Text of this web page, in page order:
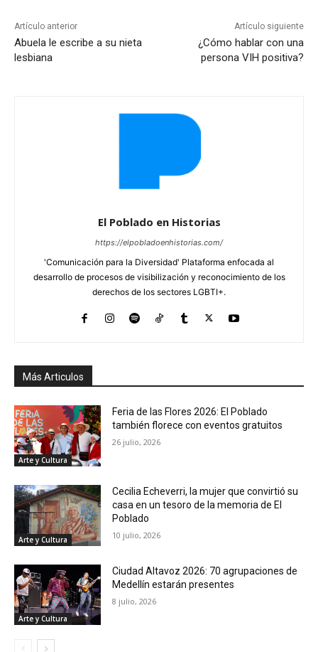
Artículo anterior
Abuela le escribe a su nieta
lesbiana
Artículo siguiente
¿Cómo hablar con una
persona VIH positiva?
El Poblado en Historias
https://elpobladoenhistorias.com/
'Comunicación para la Diversidad' Plataforma enfocada al
desarrollo de procesos de visibilización y reconocimiento de los
derechos de los sectores LGBTI+.
Más Articulos
Arte y Cultura
Feria de las Flores 2026: El Poblado
también florece con eventos gratuitos
26 julio, 2026
Arte y Cultura
Cecilia Echeverri, la mujer que convirtió su
casa en un tesoro de la memoria de El
Poblado
10 julio, 2026
Arte y Cultura
Ciudad Altavoz 2026: 70 agrupaciones de
Medellín estarán presentes
8 julio, 2026